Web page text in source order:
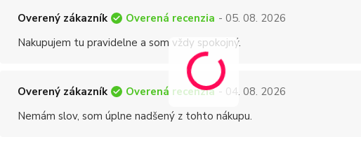
Overený zákazník Overená recenzia - 05. 08. 2026
Nakupujem tu pravidelne a som vždy spokojný.
Overený zákazník Overená recenzia - 04. 08. 2026
Nemám slov, som úplne nadšený z tohto nákupu.